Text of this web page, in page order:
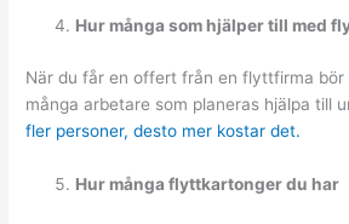
Hur många som hjälper till med
När du får en offert från en flyttfirma bör
många arbetare som planeras hjälpa till
fler personer, desto mer kostar det.
Hur många flyttkartonger du har